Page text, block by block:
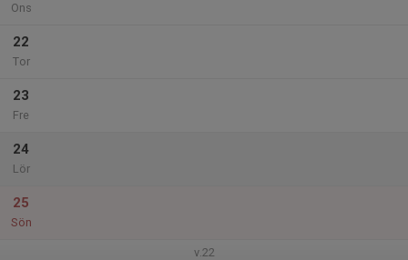
Ons
22
Tor
23
Fre
24
Lör
25
Sön
v.22